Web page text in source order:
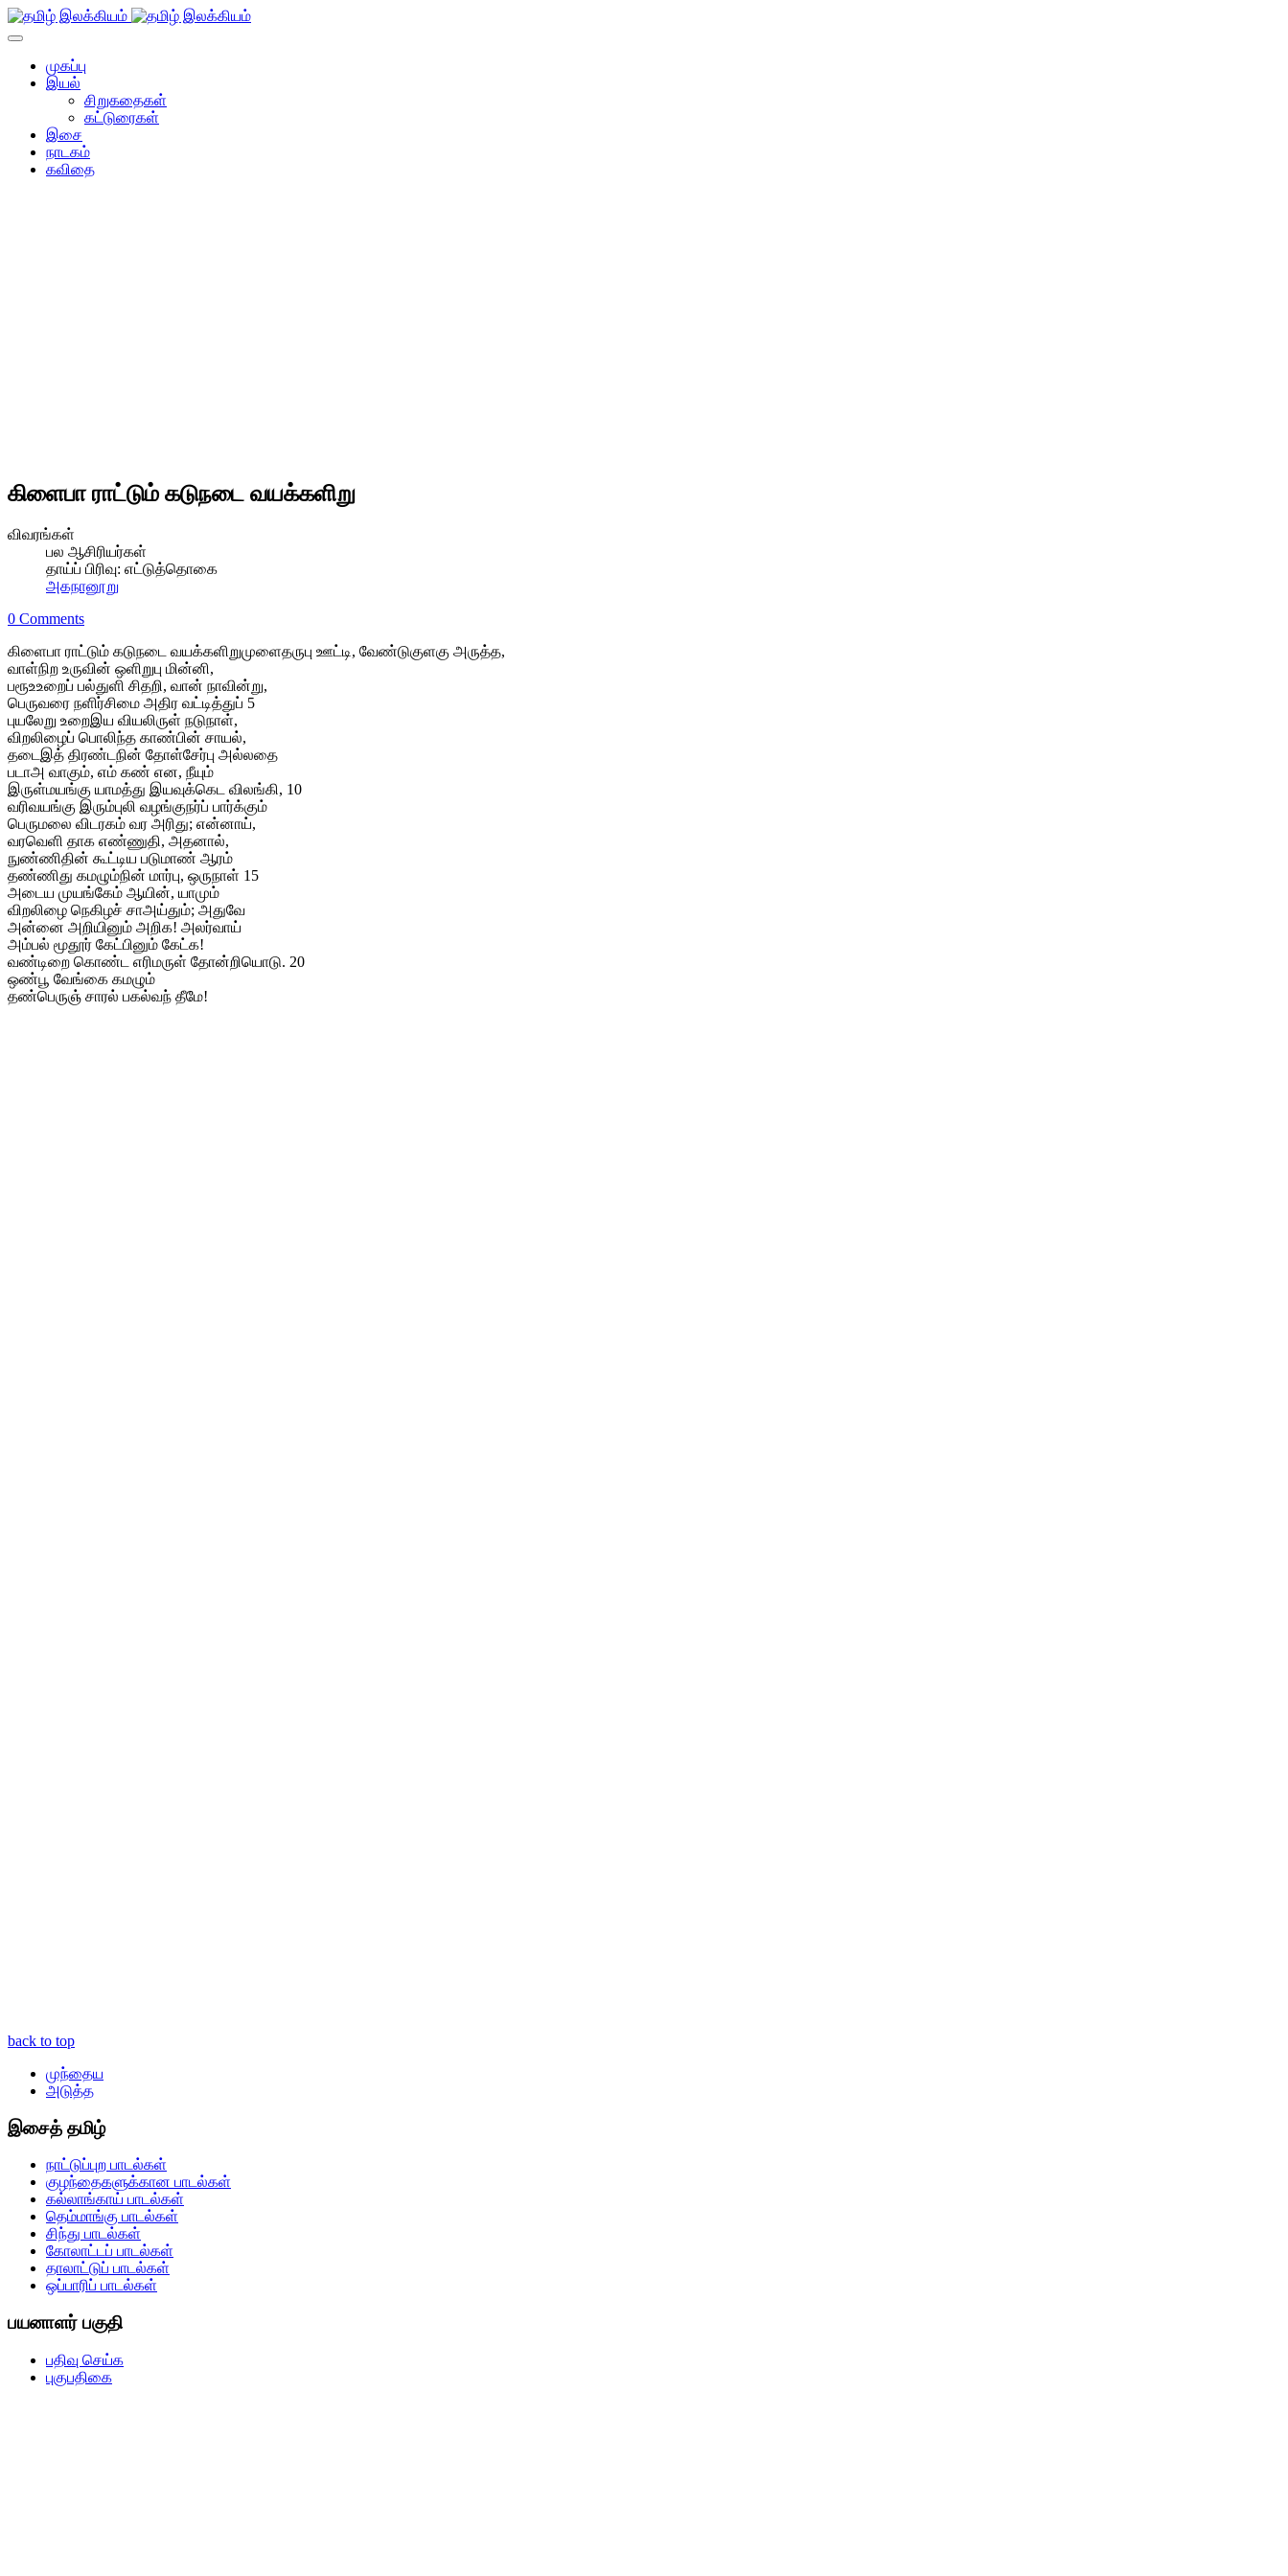
முகப்பு
இயல்
சிறுகதைகள்
கட்டுரைகள்
இசை
நாடகம்
கவிதை
கிளைபா ராட்டும் கடுநடை வயக்களிறு
விவரங்கள்
பல ஆசிரியர்கள்
தாய்ப் பிரிவு: எட்டுத்தொகை
அகநானூறு
0 Comments
கிளைபா ராட்டும் கடுநடை வயக்களிறுமுளைதருபு ஊட்டி, வேண்டுகுளகு அருத்த,
வாள்நிற உருவின் ஒளிறுபு மின்னி,
பரூஉஉறைப் பல்துளி சிதறி, வான் நாவின்று,
பெருவரை நளிர்சிமை அதிர வட்டித்துப் 5
புயலேறு உறைஇய வியலிருள் நடுநாள்,
விறலிழைப் பொலிந்த காண்பின் சாயல்,
தடைஇத் திரண்டநின் தோள்சேர்பு அல்லதை
படாஅ வாகும், எம் கண் என, நீயும்
இருள்மயங்கு யாமத்து இயவுக்கெட விலங்கி, 10
வரிவயங்கு இரும்புலி வழங்குநர்ப் பார்க்கும்
பெருமலை விடரகம் வர அரிது; என்னாய்,
வரவெளி தாக எண்ணுதி, அதனால்,
நுண்ணிதின் கூட்டிய படுமாண் ஆரம்
தண்ணிது கமழும்நின் மார்பு, ஒருநாள் 15
அடைய முயங்கேம் ஆயின், யாமும்
விறலிழை நெகிழச் சாஅய்தும்; அதுவே
அன்னை அறியினும் அறிக! அலர்வாய்
அம்பல் மூதூர் கேட்பினும் கேட்க!
வண்டிறை கொண்ட எரிமருள் தோன்றியொடு. 20
ஒண்பூ வேங்கை கமழும்
தண்பெருஞ் சாரல் பகல்வந் தீமே!
back to top
முந்தைய
அடுத்த
இசைத் தமிழ்
நாட்டுப்புற பாடல்கள்
குழந்தைகளுக்கான பாடல்கள்
கல்லாங்காய் பாடல்கள்
தெம்மாங்கு பாடல்கள்
சிந்து பாடல்கள்
கோலாட்டப் பாடல்கள்
தாலாட்டுப் பாடல்கள்
ஒப்பாரிப் பாடல்கள்
பயனாளர் பகுதி
பதிவு செய்க
புகுபதிகை